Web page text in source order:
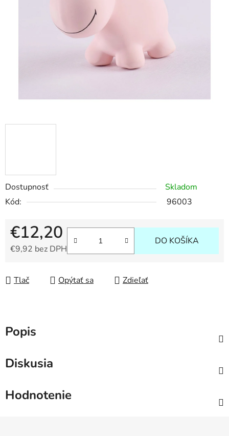
Dostupnosť
Skladom
Kód:
96003
€12,20
€9,92 bez DPH
DO KOŠÍKA
Tlač Opýtať sa Zdieľať
Popis
Diskusia
Hodnotenie